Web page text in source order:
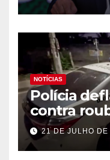
NOTÍCIAS
Polícia
contra
21 DE JULHO DE